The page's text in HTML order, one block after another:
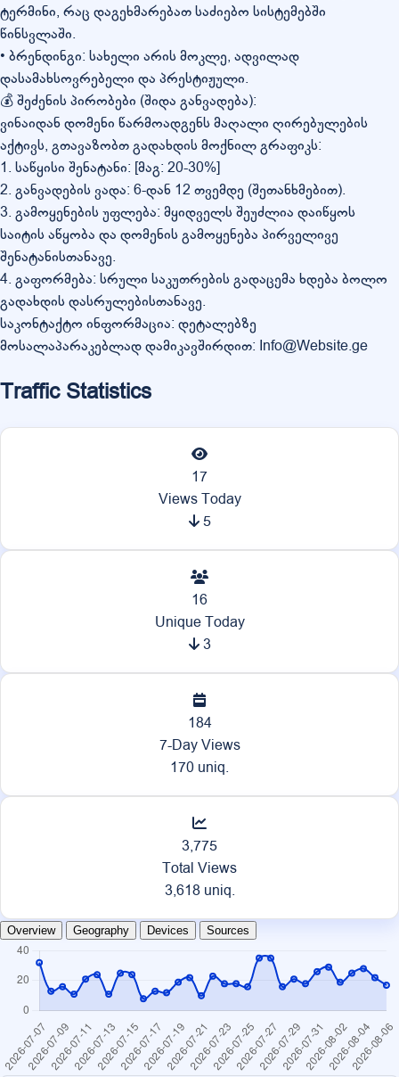
ტერმინი, რაც დაგეხმარებათ საძიებო სისტემებში
წინსვლაში.
• ბრენდინგი: სახელი არის მოკლე, ადვილად
დასამახსოვრებელი და პრესტიჟული.
💰 შეძენის პირობები (შიდა განვადება):
ვინაიდან დომენი წარმოადგენს მაღალი ღირებულების
აქტივს, გთავაზობთ გადახდის მოქნილ გრაფიკს:
1. საწყისი შენატანი: [მაგ: 20-30%]
2. განვადების ვადა: 6-დან 12 თვემდე (შეთანხმებით).
3. გამოყენების უფლება: მყიდველს შეუძლია დაიწყოს
საიტის აწყობა და დომენის გამოყენება პირველივე
შენატანისთანავე.
4. გაფორმება: სრული საკუთრების გადაცემა ხდება ბოლო
გადახდის დასრულებისთანავე.
საკონტაქტო ინფორმაცია: დეტალებზე
მოსალაპარაკებლად დამიკავშირდით: Info@Website.ge
Traffic Statistics
17
Views Today
5
16
Unique Today
3
184
7-Day Views
170 uniq.
3,775
Total Views
3,618 uniq.
Overview Geography Devices Sources